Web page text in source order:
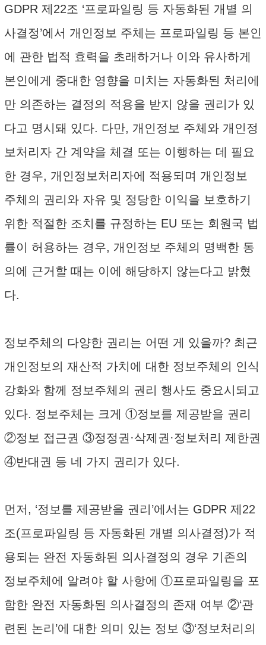
GDPR 제22조 ‘프로파일링 등 자동화된 개별 의
사결정’에서 개인정보 주체는 프로파일링 등 본인
에 관한 법적 효력을 초래하거나 이와 유사하게
본인에게 중대한 영향을 미치는 자동화된 처리에
만 의존하는 결정의 적용을 받지 않을 권리가 있
다고 명시돼 있다. 다만, 개인정보 주체와 개인정
보처리자 간 계약을 체결 또는 이행하는 데 필요
한 경우, 개인정보처리자에 적용되며 개인정보
주체의 권리와 자유 및 정당한 이익을 보호하기
위한 적절한 조치를 규정하는 EU 또는 회원국 법
률이 허용하는 경우, 개인정보 주체의 명백한 동
의에 근거할 때는 이에 해당하지 않는다고 밝혔
다.
정보주체의 다양한 권리는 어떤 게 있을까? 최근
개인정보의 재산적 가치에 대한 정보주체의 인식
강화와 함께 정보주체의 권리 행사도 중요시되고
있다. 정보주체는 크게 ①정보를 제공받을 권리
②정보 접근권 ③정정권·삭제권·정보처리 제한권
④반대권 등 네 가지 권리가 있다.
먼저, ‘정보를 제공받을 권리’에서는 GDPR 제22
조(프로파일링 등 자동화된 개별 의사결정)가 적
용되는 완전 자동화된 의사결정의 경우 기존의
정보주체에 알려야 할 사항에 ①프로파일링을 포
함한 완전 자동화된 의사결정의 존재 여부 ②‘관
련된 논리’에 대한 의미 있는 정보 ③‘정보처리의